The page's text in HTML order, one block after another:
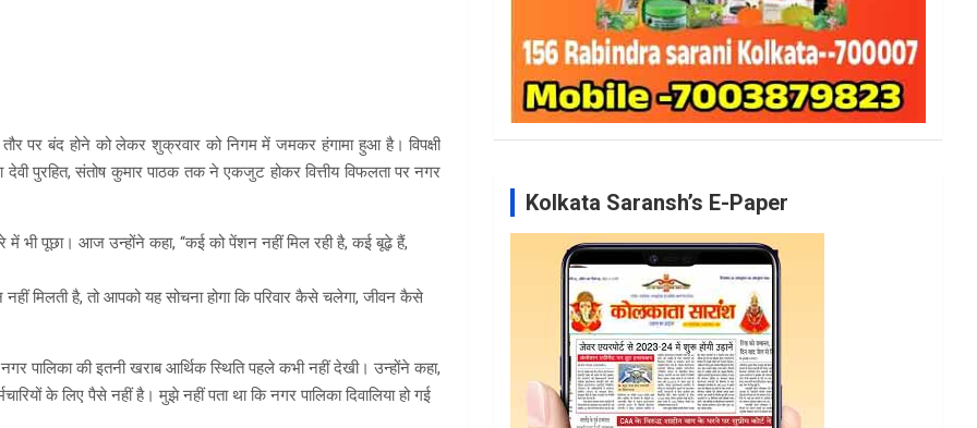
पर बंद होने को लेकर शुक्रवार को निगम में जमकर हंगामा हुआ है। विपक्षी
पुरहित, संतोष कुमार पाठक तक ने एकजुट होकर वित्तीय विफलता पर नगर
में भी पूछा। आज उन्होंने कहा, “कई को पेंशन नहीं मिल रही है, कई बूढ़े हैं,
मिलती है, तो आपको यह सोचना होगा कि परिवार कैसे चलेगा, जीवन कैसे
पालिका की इतनी खराब आर्थिक स्थिति पहले कभी नहीं देखी। उन्होंने कहा,
के लिए पैसे नहीं है। मुझे नहीं पता था कि नगर पालिका दिवालिया हो गई
Kolkata Saransh’s E-Paper